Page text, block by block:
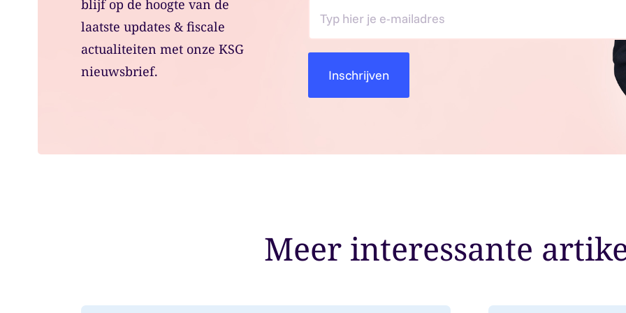
blijf op de hoogte van de
laatste updates & fiscale
actualiteiten met onze KSG
nieuwsbrief.
Meer interessante